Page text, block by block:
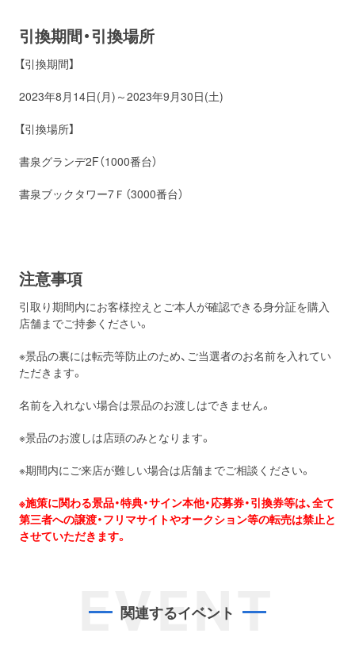
引換期間・引換場所
【引換期間】
2023年8月14日(月)～2023年9月30日(土)
【引換場所】
書泉グランデ2F（1000番台）
書泉ブックタワー7Ｆ（3000番台）
注意事項
引取り期間内にお客様控えとご本人が確認できる身分証を購入
店舗までご持参ください。
※景品の裏には転売等防止のため、ご当選者のお名前を入れてい
ただきます。
名前を入れない場合は景品のお渡しはできません。
※景品のお渡しは店頭のみとなります。
※期間内にご来店が難しい場合は店舗までご相談ください。
※施策に関わる景品・特典・サイン本他・応募券・引換券等は、全て
第三者への譲渡・フリマサイトやオークション等の転売は禁止と
させていただきます。
EVENT
関連するイベント